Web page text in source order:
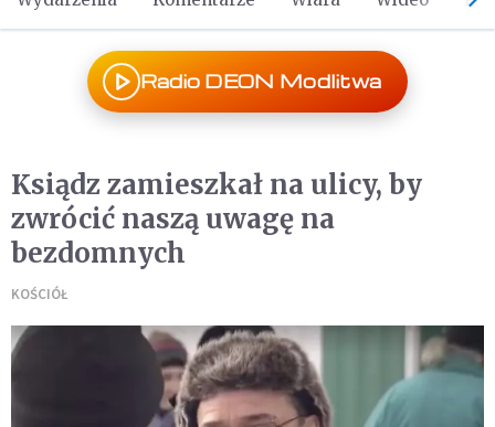
Radio DEON Modlitwa
Ksiądz zamieszkał na ulicy, by
zwrócić naszą uwagę na
bezdomnych
KOŚCIÓŁ